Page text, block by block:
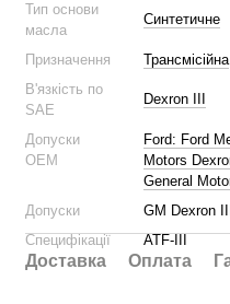
Тип основи
масла
Синтетичне
Призначення
Трансмісійна
В'язкість по
SAE
Dexron III
Допуски
ОЕМ
Ford: Ford
Motors
General
Допуски
GM Dexron
Специфікації
ATF-III
Доставка Оплата